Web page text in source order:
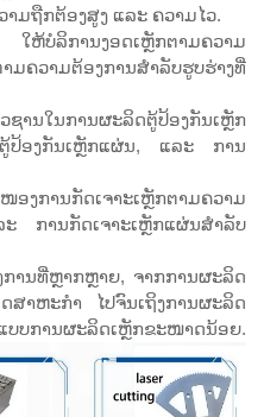
ມຖືກຕ້ອງສູງ ແລະ ຄວາມໄວ.
ຫ້ບໍລິການງອດເຫຼັກຕາມຄວາມ
ຄວາມຕ້ອງການສຳລັບຮູບຮ່າງທີ່
ານໃນການຜະລິດຕູ້ປ້ອງກັນເຫຼັກ
ປ້ອງກັນເຫຼັກແຜ່ນ, ແລະ ການ
ອງການກັດເຈາະເຫຼັກຕາມຄວາມ
ການກັດເຈາະເຫຼັກແຜ່ນສຳລັບ
ານທີ່ຫຼາກຫຼາຍ, ຈາກການຜະລິດ
າຫະກຳ ໄປຈົນເຖິງການຜະລິດ
ບບການຜະລິດເຫຼັກຂະໜາດນ້ອຍ.